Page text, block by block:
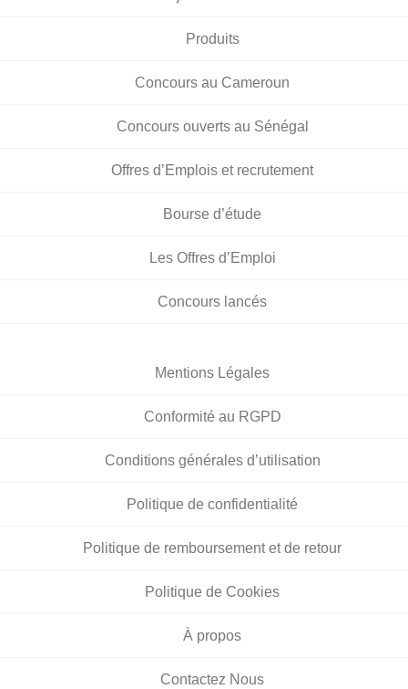
Produits
Concours au Cameroun
Concours ouverts au Sénégal
Offres d’Emplois et recrutement
Bourse d’étude
Les Offres d’Emploi
Concours lancés
Mentions Légales
Conformité au RGPD
Conditions générales d’utilisation
Politique de confidentialité
Politique de remboursement et de retour
Politique de Cookies
À propos
Contactez Nous